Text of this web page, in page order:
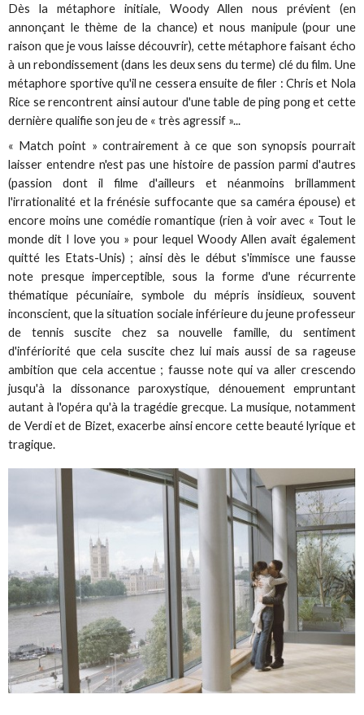
Dès la métaphore initiale, Woody Allen nous prévient (en
annonçant le thème de la chance) et nous manipule (pour une
raison que je vous laisse découvrir), cette métaphore faisant écho
à un rebondissement (dans les deux sens du terme) clé du film. Une
métaphore sportive qu'il ne cessera ensuite de filer : Chris et Nola
Rice se rencontrent ainsi autour d'une table de ping pong et cette
dernière qualifie son jeu de « très agressif »...
« Match point » contrairement à ce que son synopsis pourrait
laisser entendre n'est pas une histoire de passion parmi d'autres
(passion dont il filme d'ailleurs et néanmoins brillamment
l'irrationalité et la frénésie suffocante que sa caméra épouse) et
encore moins une comédie romantique (rien à voir avec « Tout le
monde dit I love you » pour lequel Woody Allen avait également
quitté les Etats-Unis) ; ainsi dès le début s'immisce une fausse
note presque imperceptible, sous la forme d'une récurrente
thématique pécuniaire, symbole du mépris insidieux, souvent
inconscient, que la situation sociale inférieure du jeune professeur
de tennis suscite chez sa nouvelle famille, du sentiment
d'infériorité que cela suscite chez lui mais aussi de sa rageuse
ambition que cela accentue ; fausse note qui va aller crescendo
jusqu'à la dissonance paroxystique, dénouement empruntant
autant à l'opéra qu'à la tragédie grecque. La musique, notamment
de Verdi et de Bizet, exacerbe ainsi encore cette beauté lyrique et
tragique.